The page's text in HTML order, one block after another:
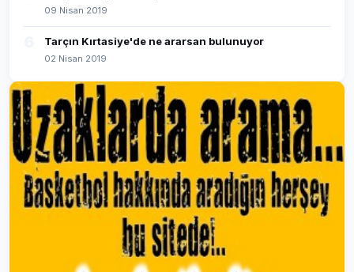
09 Nisan 2019
Tarçın Kırtasiye'de ne ararsan bulunuyor
02 Nisan 2019